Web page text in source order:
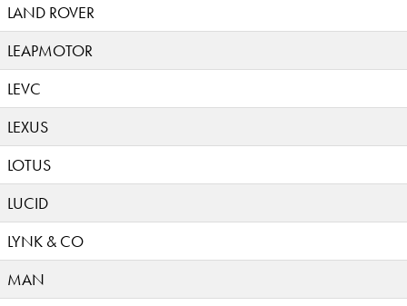
LAND ROVER
LEAPMOTOR
LEVC
LEXUS
LOTUS
LUCID
LYNK & CO
MAN